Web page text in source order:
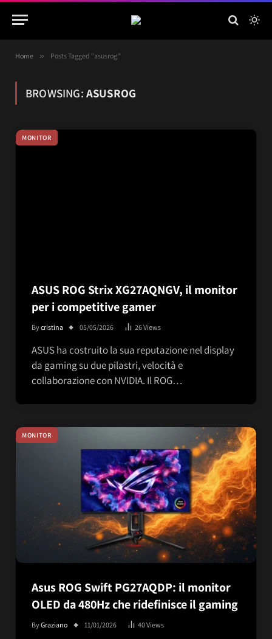
Home » Posts Tagged "asusrog"
BROWSING: ASUSROG
MONITOR
ASUS ROG Strix XG27AQNGV, il monitor
per i competitive gamer
Bycristina 05/05/2026 26Views
ASUS ha costruito la sua reputazione nel display
da gaming su due pilastri, velocità e
collaborazione con NVIDIA. Il ROG…
MONITOR
Asus ROG Swift PG27AQDP: il monitor
OLED da 480Hz che ridefinisce il gaming
ByGraziano 11/01/2026 40Views